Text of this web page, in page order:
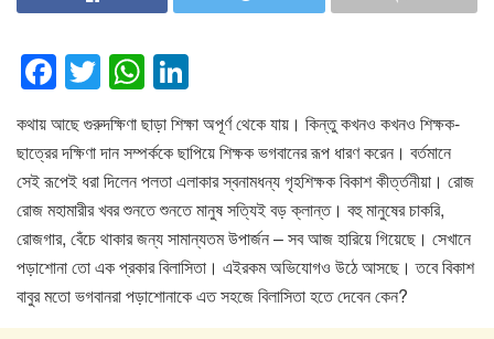
F
a
c
e
b
o
o
k
T
wi
tt
er
W
h
at
s
A
p
p
n
k
e
dI
n
কথায় আছে গুরুদক্ষিণা ছাড়া শিক্ষা অপূর্ণ থেকে যায়। কিন্তু কখনও কখনও শিক্ষক-
ছাত্রের দক্ষিণা দান সম্পর্ককে ছাপিয়ে শিক্ষক ভগবানের রূপ ধারণ করেন। বর্তমানে
সেই রূপেই ধরা দিলেন পলতা এলাকার স্বনামধন্য গৃহশিক্ষক বিকাশ কীর্ত্তনীয়া। রোজ
রোজ মহামারীর খবর শুনতে শুনতে মানুষ সত্যিই বড় ক্লান্ত। বহু মানুষের চাকরি,
রোজগার, বেঁচে থাকার জন্য সামান্যতম উপার্জন – সব আজ হারিয়ে গিয়েছে। সেখানে
পড়াশোনা তো এক প্রকার বিলাসিতা। এইরকম অভিযোগও উঠে আসছে। তবে বিকাশ
বাবুর মতো ভগবানরা পড়াশোনাকে এত সহজে বিলাসিতা হতে দেবেন কেন?